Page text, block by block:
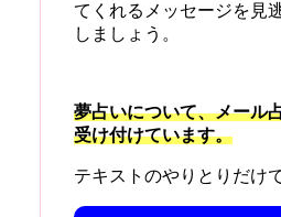
てくれるメッセージを見
しましょう。
夢占いについて、メール
受け付けています。
テキストのやりとりだけ